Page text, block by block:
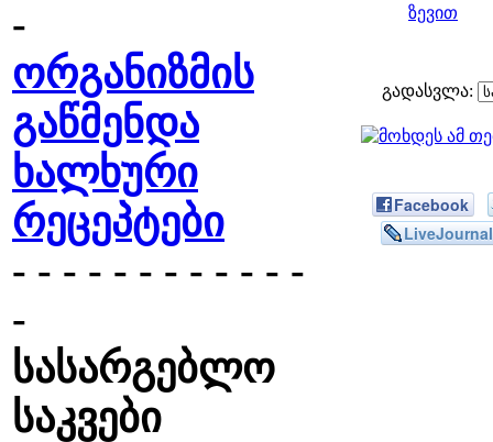
-
ორგანიზმის
გაწმენდა
ხალხური
რეცეპტები
- - - - - - - - - - - -
-
სასარგებლო
საკვები
ზევით
გადასვლა:
Facebook
LiveJournal